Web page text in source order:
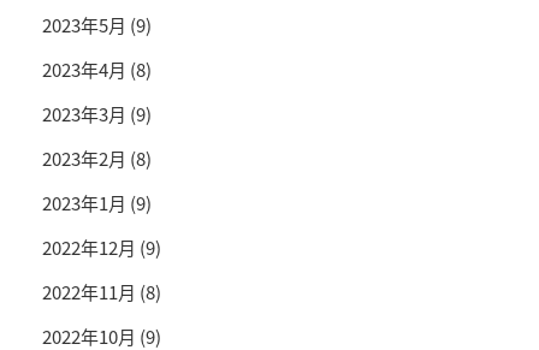
2023年5月 (9)
2023年4月 (8)
2023年3月 (9)
2023年2月 (8)
2023年1月 (9)
2022年12月 (9)
2022年11月 (8)
2022年10月 (9)